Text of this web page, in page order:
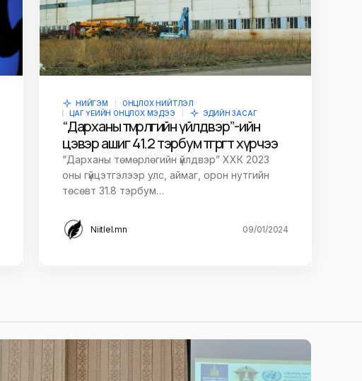
НИЙГЭМ
ОНЦЛОХ НИЙТЛЭЛ
ЦАГ ҮЕИЙН ОНЦЛОХ МЭДЭЭ
ЭДИЙН ЗАСАГ
“Дарханы төмөрлөгийн үйлдвэр”-ийн
цэвэр ашиг 41.2 тэрбум төгрөгт хүрчээ
“Дарханы төмөрлөгийн үйлдвэр” ХХК 2023
оны гүйцэтгэлээр улс, аймаг, орон нутгийн
төсөвт 31.8 тэрбум…
Niitlel.mn 09/01/2024